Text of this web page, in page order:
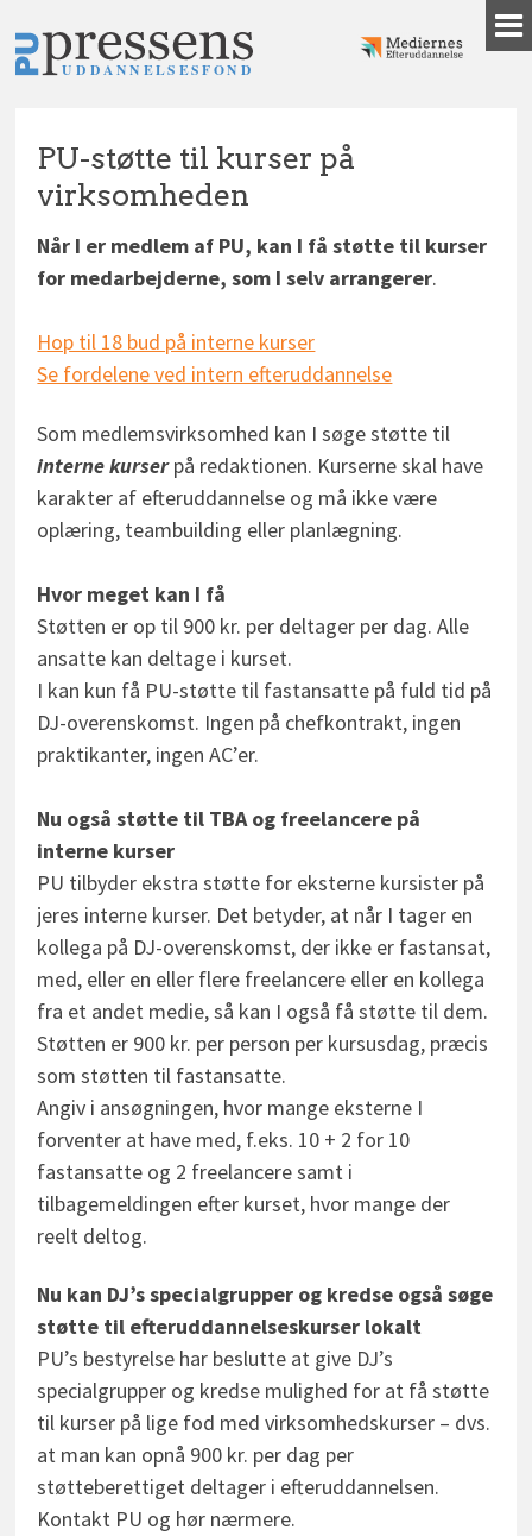
til
indhold
PU-støtte til kurser på
virksomheden
Når I er medlem af PU, kan I få støtte til kurser
for medarbejderne, som I selv arrangerer.
Hop til 18 bud på interne kurser
Se fordelene ved intern efteruddannelse
Som medlemsvirksomhed kan I søge støtte til
interne kurserpå redaktionen. Kurserne skal have
karakter af efteruddannelse og må ikke være
oplæring, teambuilding eller planlægning.
Hvor meget kan I få
Støtten er op til 900 kr. per deltager per dag. Alle
ansatte kan deltage i kurset.
I kan kun få PU-støtte til fastansatte på fuld tid på
DJ-overenskomst. Ingen på chefkontrakt, ingen
praktikanter, ingen AC’er.
Nu også støtte til TBA og freelancere på
interne kurser
PU tilbyder ekstra støtte for eksterne kursister på
jeres interne kurser. Det betyder, at når I tager en
kollega på DJ-overenskomst, der ikke er fastansat,
med, eller en eller flere freelancere eller en kollega
fra et andet medie, så kan I også få støtte til dem.
Støtten er 900 kr. per person per kursusdag, præcis
som støtten til fastansatte.
Angiv i ansøgningen, hvor mange eksterne I
forventer at have med, f.eks. 10 + 2 for 10
fastansatte og 2 freelancere samt i
tilbagemeldingen efter kurset, hvor mange der
reelt deltog.
Nu kan DJ’s specialgrupper og kredse også søge
støtte til efteruddannelseskurser lokalt
PU’s bestyrelse har beslutte at give DJ’s
specialgrupper og kredse mulighed for at få støtte
til kurser på lige fod med virksomhedskurser – dvs.
at man kan opnå 900 kr. per dag per
støtteberettiget deltager i efteruddannelsen.
Kontakt PU og hør nærmere.